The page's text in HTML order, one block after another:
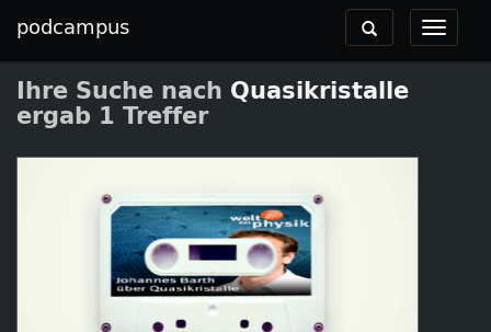
podcampus
Toggle
Toggle
navigation
Ihre Suche nach Quasikristalle
ergab 1 Treffer